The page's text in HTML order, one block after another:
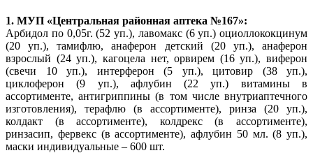
1. МУП «Центральная районная аптека №167»:
Арбидол по 0,05г. (52 уп.), лавомакс (6 уп.) оциоллококцинум
(20 уп.), тамифлю, анаферон детский (20 уп.), анаферон
взрослый (24 уп.), кагоцела нет, орвирем (16 уп.), виферон
(cвечи 10 уп.), интерферон (5 уп.), цитовир (38 уп.),
циклоферон (9 уп.), афлубин (22 уп.) витамины в
ассортименте, антигриппины (в том числе внутриаптечного
изготовления), терафлю (в ассортименте), ринза (20 уп.),
колдакт (в ассортименте), колдрекс (в ассортименте),
ринзасип, фервекс (в ассортименте), афлубин 50 мл. (8 уп.),
маски индивидуальные – 600 шт.